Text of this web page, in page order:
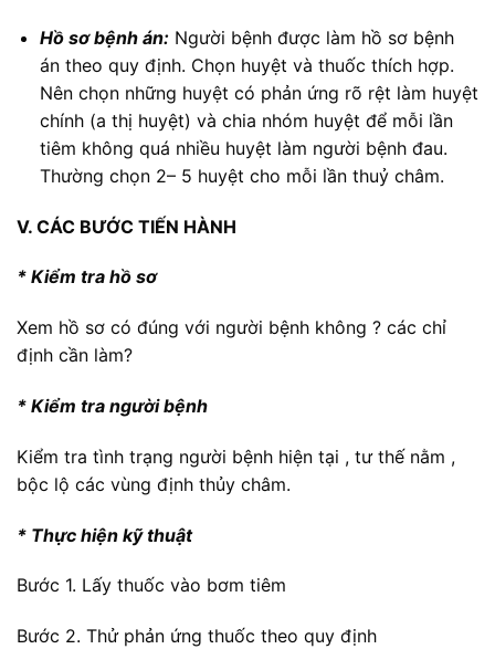
Hồ sơ bệnh án:Người bệnh được làm hồ sơ bệnh
án theo quy định. Chọn huyệt và thuốc thích hợp.
Nên chọn những huyệt có phản ứng rõ rệt làm huyệt
chính (a thị huyệt) và chia nhóm huyệt để mỗi lần
tiêm không quá nhiều huyệt làm người bệnh đau.
Thường chọn 2– 5 huyệt cho mỗi lần thuỷ châm.
V. CÁC BƯỚC TIẾN HÀNH
* Kiểm tra hồ sơ
Xem hồ sơ có đúng với người bệnh không ? các chỉ
định cần làm?
* Kiểm tra người bệnh
Kiểm tra tình trạng người bệnh hiện tại , tư thế nằm ,
bộc lộ các vùng định thủy châm.
* Thực hiện kỹ thuật
Bước 1. Lấy thuốc vào bơm tiêm
Bước 2. Thử phản ứng thuốc theo quy định